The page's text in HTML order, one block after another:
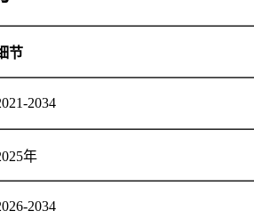
节
2034
年
2034